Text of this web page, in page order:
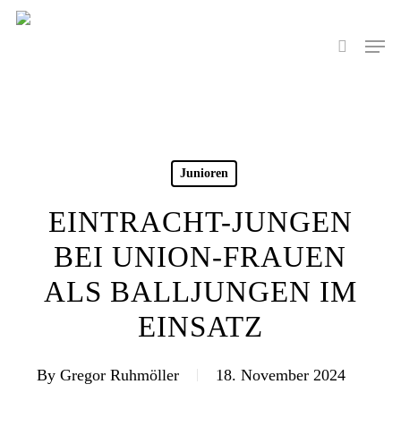
Skip
search
Menu
Junioren
EINTRACHT-JUNGEN
BEI UNION-FRAUEN
ALS BALLJUNGEN IM
EINSATZ
By Gregor Ruhmöller 18. November 2024